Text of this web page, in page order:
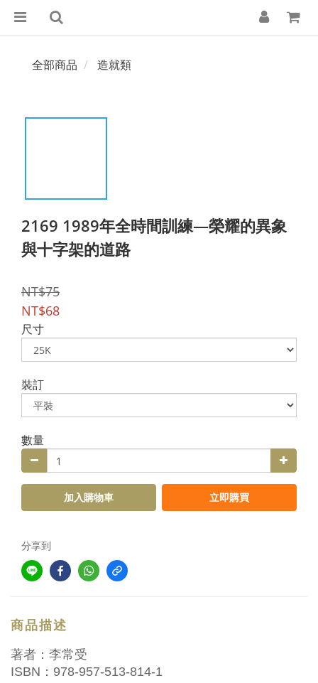
全部商品 造就類
2169 1989年全時間訓練—榮耀的異象
與十字架的道路
NT$75
NT$68
尺寸
裝訂
數量
加入購物車 立即購買
分享到
商品描述
著者：李常受
ISBN：978-957-513-814-1